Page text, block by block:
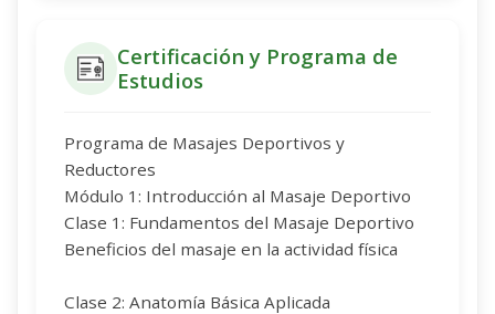
Certificación y Programa de
Estudios
Programa de Masajes Deportivos y
Reductores
Módulo 1: Introducción al Masaje Deportivo
Clase 1: Fundamentos del Masaje Deportivo
Beneficios del masaje en la actividad física
Clase 2: Anatomía Básica Aplicada